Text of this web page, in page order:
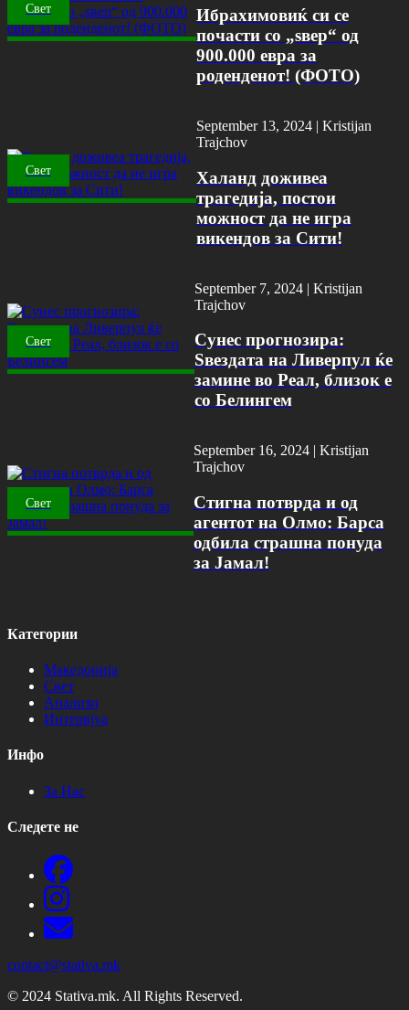
Свет
Ибрахимовиќ си се
почасти со „ѕвер“ од
900.000 евра за
роденденот! (ФОТО)
Свет
September 13, 2024 | Kristijan
Trajchov
Халанд доживеа
трагедија, постои
можност да не игра
викендов за Сити!
Свет
September 7, 2024 | Kristijan
Trajchov
Сунес прогнозира:
Ѕвездата на Ливерпул ќе
замине во Реал, близок е
со Белингем
Свет
September 16, 2024 | Kristijan
Trajchov
Стигна потврда и од
агентот на Олмо: Барса
одбила страшна понуда
за Јамал!
Категории
Македонија
Свет
Анализи
Интервјуа
Инфо
За Нас
Следете не
contact@stativa.mk
© 2024 Stativa.mk. All Rights Reserved.